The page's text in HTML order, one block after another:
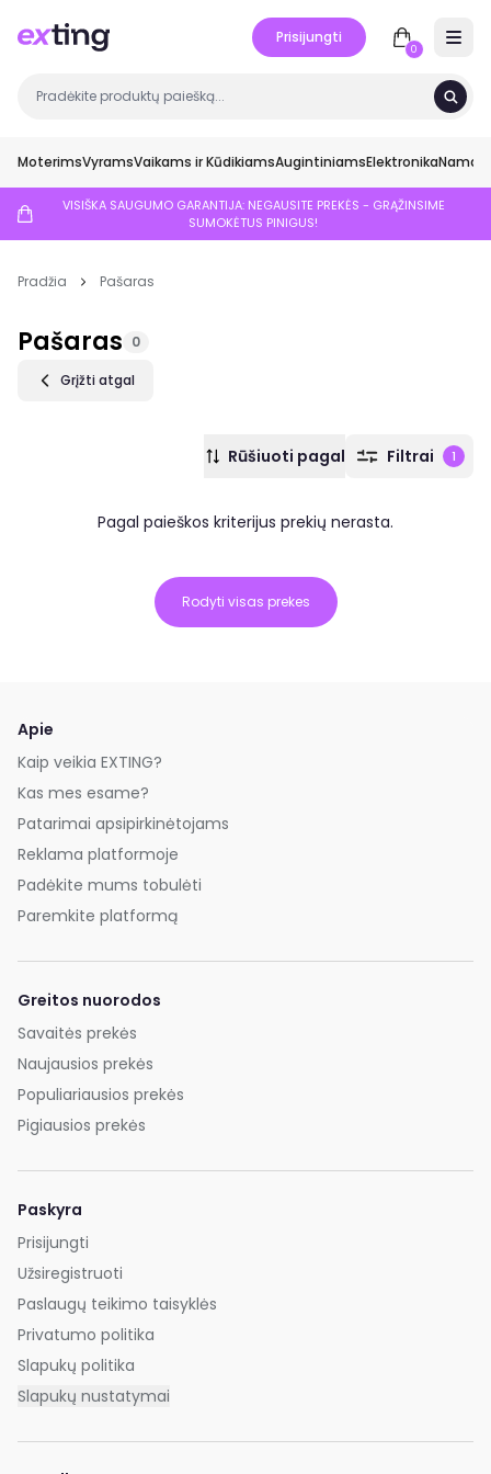
Prisijungti
0
MoterimsVyramsVaikams ir KūdikiamsAugintiniamsElektronikaNamai
VISIŠKA SAUGUMO GARANTIJA: NEGAUSITE PREKĖS - GRĄŽINSIME
SUMOKĖTUS PINIGUS!
Pradžia Pašaras
Pašaras 0
Grįžti atgal
Rūšiuoti pagal Filtrai 1
Pagal paieškos kriterijus prekių nerasta.
Rodyti visas prekes
Apie
Kaip veikia EXTING?
Kas mes esame?
Patarimai apsipirkinėtojams
Reklama platformoje
Padėkite mums tobulėti
Paremkite platformą
Greitos nuorodos
Savaitės prekės
Naujausios prekės
Populiariausios prekės
Pigiausios prekės
Paskyra
Prisijungti
Užsiregistruoti
Paslaugų teikimo taisyklės
Privatumo politika
Slapukų politika
Slapukų nustatymai